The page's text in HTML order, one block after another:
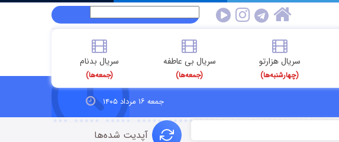
سریال هزارتو
(چهارشنبه‌ها)
سریال بی عاطفه
(جمعه‌ها)
سریال بدنام
(جمعه‌ها)
جمعه ۱۶ مرداد ۱۴۰۵
آپدیت شده‌ها